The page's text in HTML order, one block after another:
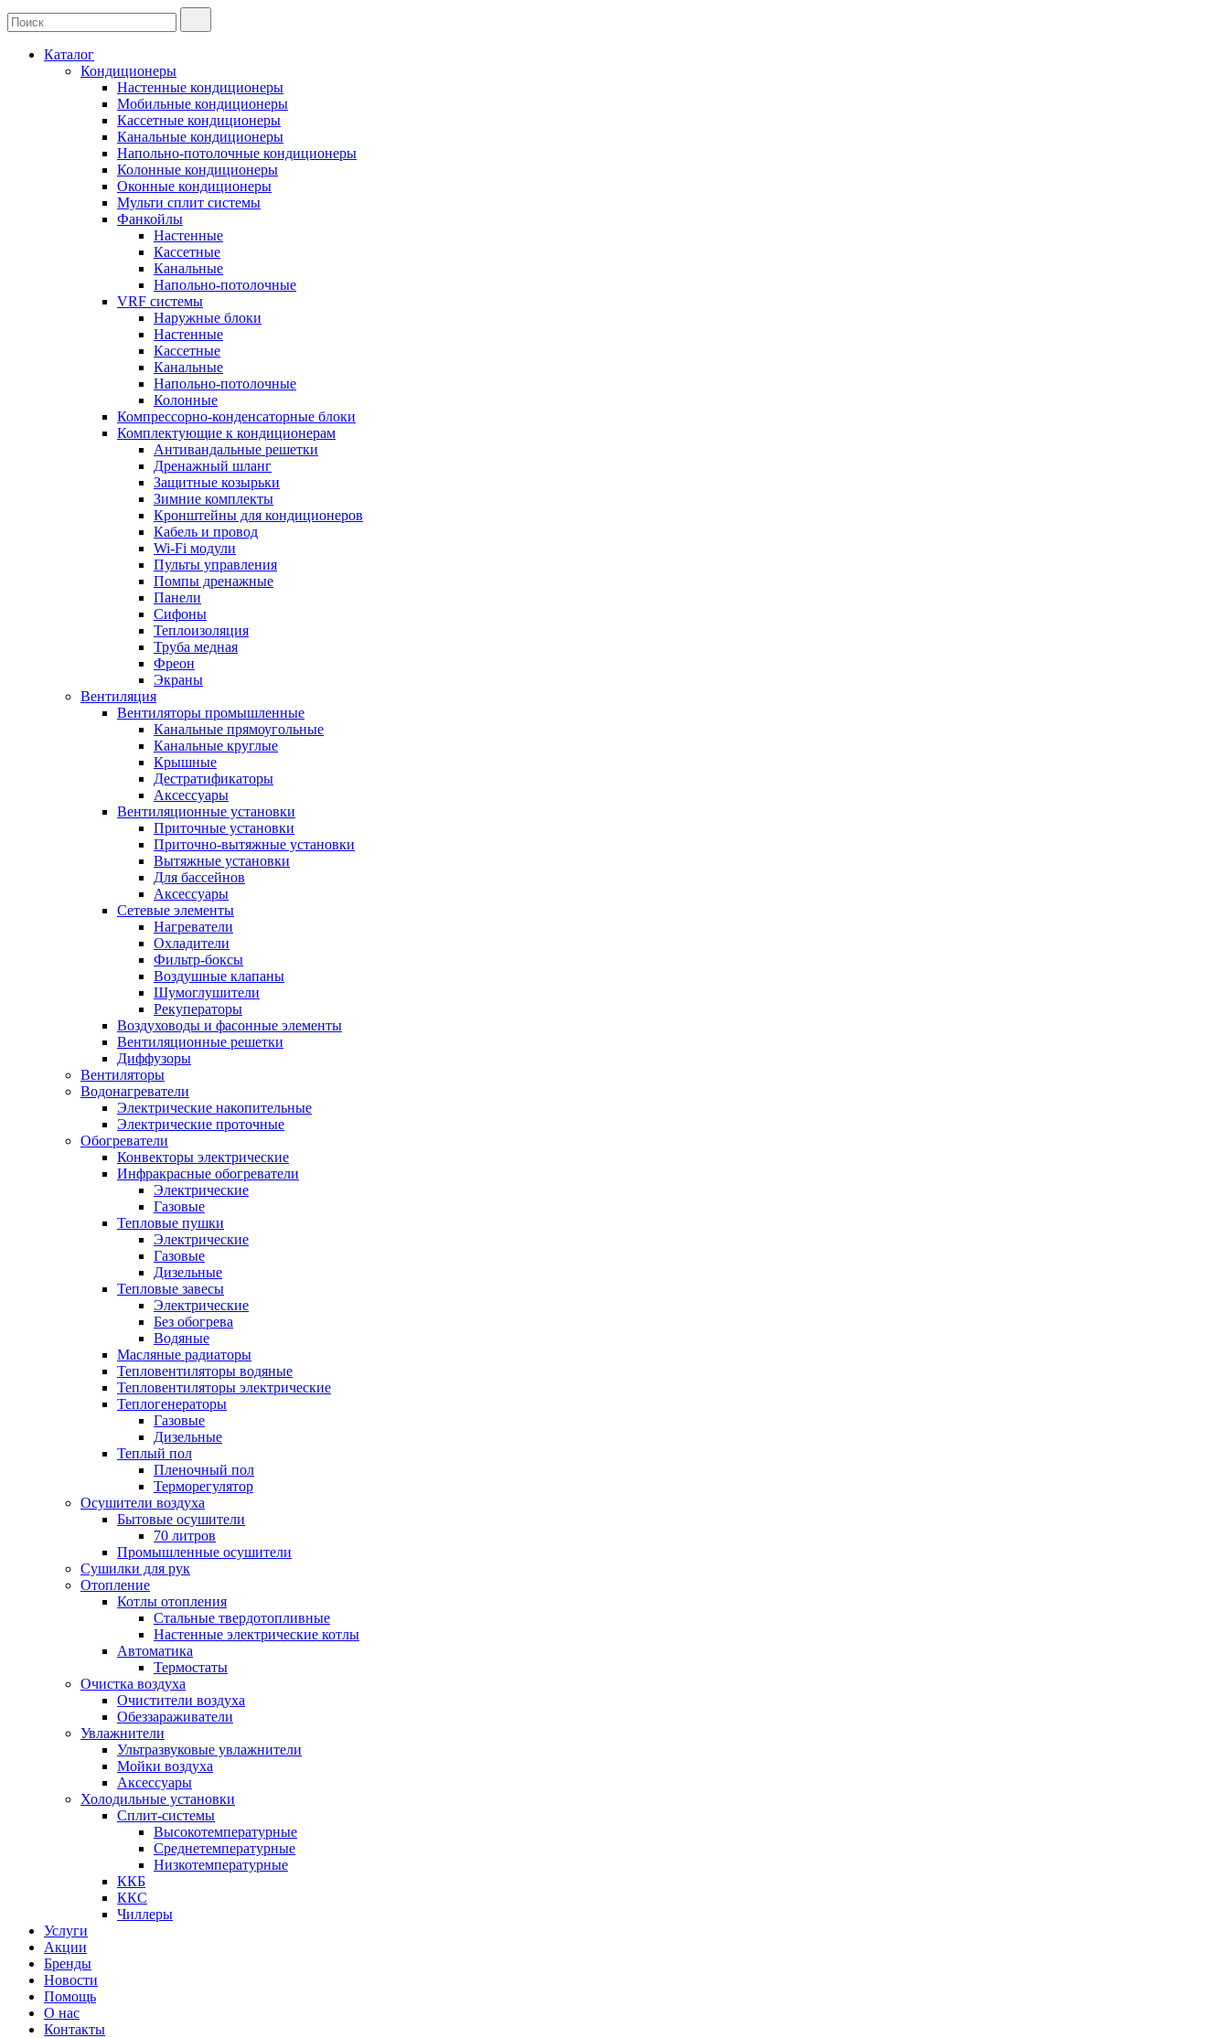
Каталог
Кондиционеры
Настенные кондиционеры
Мобильные кондиционеры
Кассетные кондиционеры
Канальные кондиционеры
Напольно-потолочные кондиционеры
Колонные кондиционеры
Оконные кондиционеры
Мульти сплит системы
Фанкойлы
Настенные
Кассетные
Канальные
Напольно-потолочные
VRF системы
Наружные блоки
Настенные
Кассетные
Канальные
Напольно-потолочные
Колонные
Компрессорно-конденсаторные блоки
Комплектующие к кондиционерам
Антивандальные решетки
Дренажный шланг
Защитные козырьки
Зимние комплекты
Кронштейны для кондиционеров
Кабель и провод
Wi-Fi модули
Пульты управления
Помпы дренажные
Панели
Сифоны
Теплоизоляция
Труба медная
Фреон
Экраны
Вентиляция
Вентиляторы промышленные
Канальные прямоугольные
Канальные круглые
Крышные
Дестратификаторы
Аксессуары
Вентиляционные установки
Приточные установки
Приточно-вытяжные установки
Вытяжные установки
Для бассейнов
Аксессуары
Сетевые элементы
Нагреватели
Охладители
Фильтр-боксы
Воздушные клапаны
Шумоглушители
Рекуператоры
Воздуховоды и фасонные элементы
Вентиляционные решетки
Диффузоры
Вентиляторы
Водонагреватели
Электрические накопительные
Электрические проточные
Обогреватели
Конвекторы электрические
Инфракрасные обогреватели
Электрические
Газовые
Тепловые пушки
Электрические
Газовые
Дизельные
Тепловые завесы
Электрические
Без обогрева
Водяные
Масляные радиаторы
Тепловентиляторы водяные
Тепловентиляторы электрические
Теплогенераторы
Газовые
Дизельные
Теплый пол
Пленочный пол
Терморегулятор
Осушители воздуха
Бытовые осушители
70 литров
Промышленные осушители
Сушилки для рук
Отопление
Котлы отопления
Стальные твердотопливные
Настенные электрические котлы
Автоматика
Термостаты
Очистка воздуха
Очистители воздуха
Обеззараживатели
Увлажнители
Ультразвуковые увлажнители
Мойки воздуха
Аксессуары
Холодильные установки
Сплит-системы
Высокотемпературные
Среднетемпературные
Низкотемпературные
ККБ
ККС
Чиллеры
Услуги
Акции
Бренды
Новости
Помощь
О нас
Контакты